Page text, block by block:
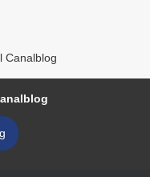
Canalblog